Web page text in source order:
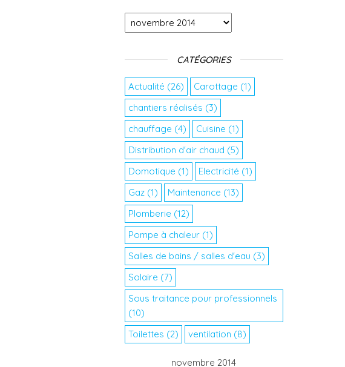
Archives
CATÉGORIES
Actualité (26) Carottage (1)
chantiers réalisés (3)
chauffage (4) Cuisine (1)
Distribution d'air chaud (5)
Domotique (1) Electricité (1)
Gaz(1) Maintenance (13)
Plomberie (12)
Pompe à chaleur(1)
Salles de bains / salles d'eau (3)
Solaire (7)
Sous traitance pour professionnels
(10)
Toilettes (2) ventilation (8)
novembre 2014